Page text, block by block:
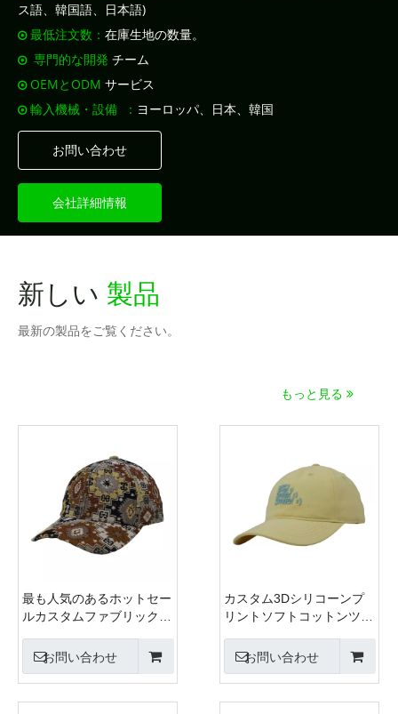
ス語、韓国語、日本語)
 最低注文数： 在庫生地の数量。
 専門的な開発 チーム
 OEMとODM サービス
 輸入機械・設備 ： ヨーロッパ、日本、韓国
お問い合わせ
会社詳細情報
新しい 製品
最新の製品をご覧ください。
もっと見る
最も人気のあるホットセー
ルカスタムファブリック野
お問い合わせ
カスタム3Dシリコーンプ
リントソフトコットンツイ
ポーツキャップと帽子
お問い合わせ